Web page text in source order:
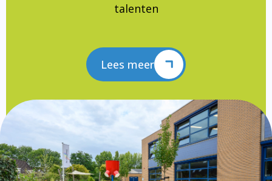
talenten
Lees meer